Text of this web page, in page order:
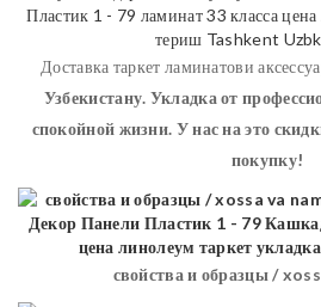
Доставка таркет ламинатови
Узбекистану. Укладка от
спокойной жизни. У нас на это
покупку!
свойства и образцы /